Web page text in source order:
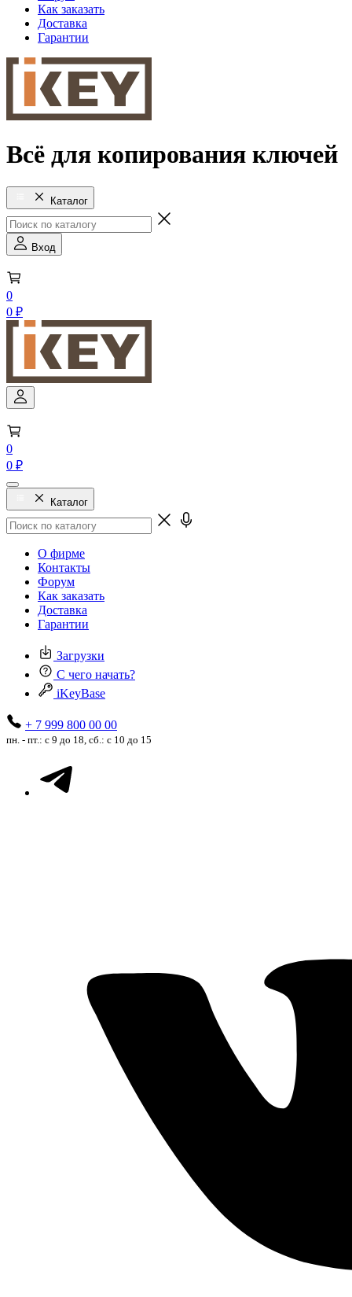
Как заказать
Доставка
Гарантии
Всё для копирования ключей
Каталог
Вход
0
0 ₽
0
0 ₽
Каталог
О фирме
Контакты
Форум
Как заказать
Доставка
Гарантии
Загрузки
С чего начать?
iKeyBase
+ 7 999 800 00 00
пн. - пт.: с 9 до 18, сб.: с 10 до 15